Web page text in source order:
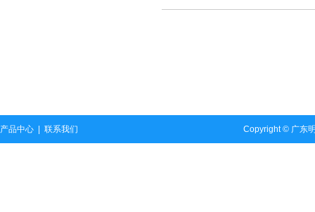
产品中心 联系我们 Copyright © 广东